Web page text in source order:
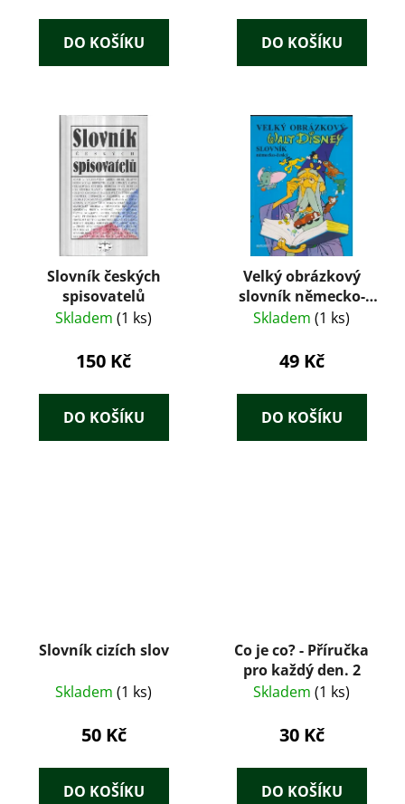
DO KOŠÍKU DO KOŠÍKU
Slovník českých
spisovatelů
Skladem (1 ks)
150 Kč
DO KOŠÍKU
Velký obrázkový
slovník německo-
český
Skladem (1 ks)
49 Kč
DO KOŠÍKU
Slovník cizích slov
Skladem (1 ks)
50 Kč
DO KOŠÍKU
Co je co? - Příručka
pro každý den. 2
Skladem (1 ks)
30 Kč
DO KOŠÍKU